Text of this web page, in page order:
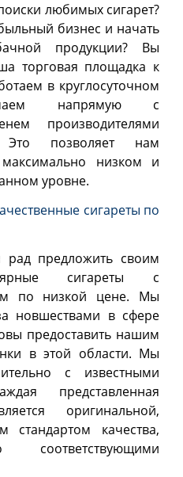
любимых сигарет?
бизнес и начать
продукции? Вы
торговая площадка к
в круглосуточном
напрямую с
производителями
Это позволяет нам
низком и
уровне.
сигареты по
рад предложить своим
сигареты с
по низкой цене. Мы
новшествами в сфере
предоставить нашим
в этой области. Мы
с известными
представленная
оригинальной,
стандартом качества,